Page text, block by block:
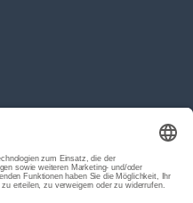
by Immonia GmbH